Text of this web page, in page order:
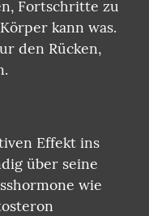
Fortschritte zu
kann was.
den Rücken,
Effekt ins
über seine
wie